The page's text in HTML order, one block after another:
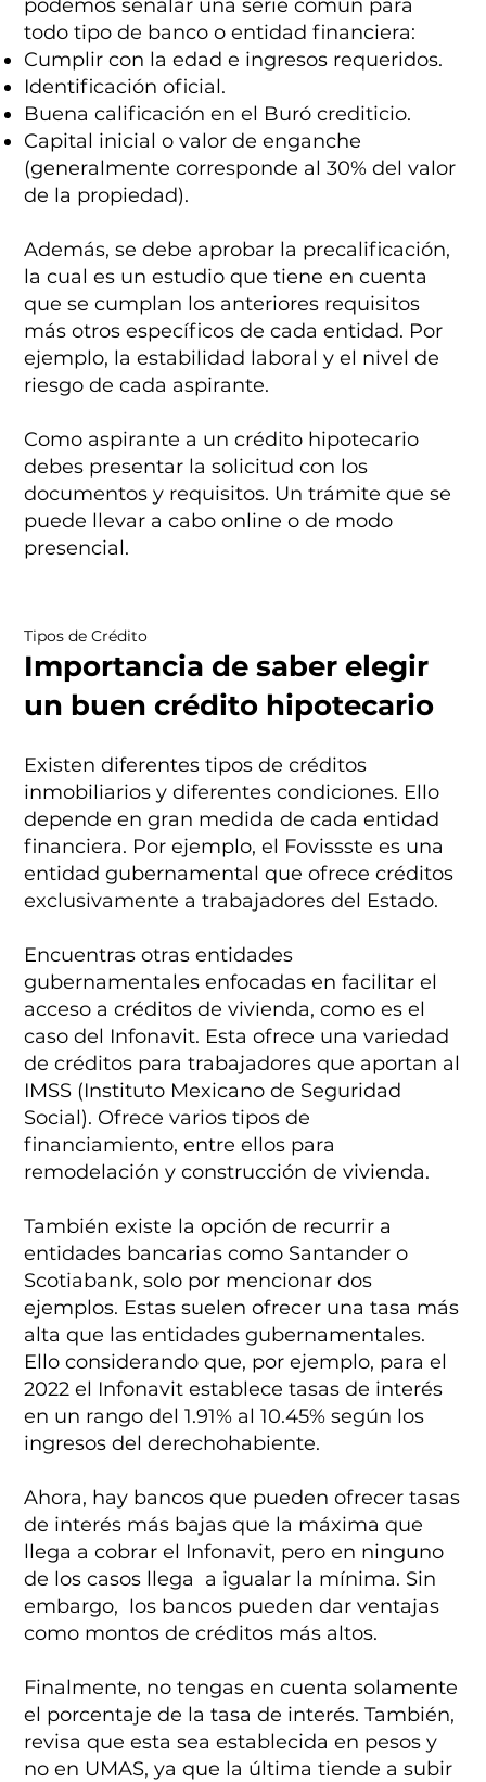
Tipos de Crédito
Importancia de saber elegir
un buen crédito hipotecario
Existen diferentes tipos de créditos
inmobiliarios y diferentes condiciones. Ello
depende en gran medida de cada entidad
financiera. Por ejemplo, el Fovissste es una
entidad gubernamental que ofrece créditos
exclusivamente a trabajadores del Estado.
Encuentras otras entidades
gubernamentales enfocadas en facilitar el
acceso a créditos de vivienda, como es el
caso del Infonavit. Esta ofrece una variedad
de créditos para trabajadores que aportan al
IMSS (Instituto Mexicano de Seguridad
Social). Ofrece varios tipos de
financiamiento, entre ellos para
remodelación y construcción de vivienda.
También existe la opción de recurrir a
entidades bancarias como Santander o
Scotiabank, solo por mencionar dos
ejemplos. Estas suelen ofrecer una tasa más
alta que las entidades gubernamentales.
Ello considerando que, por ejemplo, para el
2022 el Infonavit establece tasas de interés
en un rango del 1.91% al 10.45% según los
ingresos del derechohabiente.
Ahora, hay bancos que pueden ofrecer tasas
de interés más bajas que la máxima que
llega a cobrar el Infonavit, pero en ninguno
de los casos llega a igualar la mínima. Sin
embargo, los bancos pueden dar ventajas
como montos de créditos más altos.
Finalmente, no tengas en cuenta solamente
el porcentaje de la tasa de interés. También,
revisa que esta sea establecida en pesos y
no en UMAS, ya que la última tiende a subir
podemos señalar una serie común para
todo tipo de banco o entidad financiera:
Cumplir con la edad e ingresos requeridos.
Identificación oficial.
Buena calificación en el Buró crediticio.
Capital inicial o valor de enganche
(generalmente corresponde al 30% del valor
de la propiedad).
Además, se debe aprobar la precalificación,
la cual es un estudio que tiene en cuenta
que se cumplan los anteriores requisitos
más otros específicos de cada entidad. Por
ejemplo, la estabilidad laboral y el nivel de
riesgo de cada aspirante.
Como aspirante a un crédito hipotecario
debes presentar la solicitud con los
documentos y requisitos. Un trámite que se
puede llevar a cabo online o de modo
presencial.